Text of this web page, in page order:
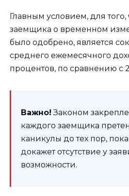
Главным условием, для
заемщика о временном
было одобрено, является
среднего ежемесячного
процентов, по сравнению с
Важно! Законом
каждого заемщика
каникулы до тех пор,
докажет отсутствие у
возможности.